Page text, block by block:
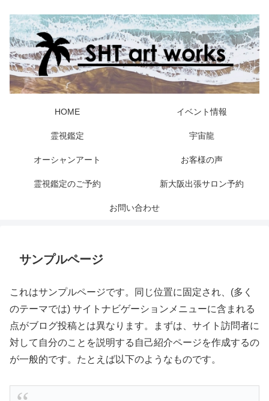
HOME イベント情報
霊視鑑定 宇宙龍
オーシャンアート お客様の声
霊視鑑定のご予約 新大阪出張サロン予約
お問い合わせ
サンプルページ
これはサンプルページです。同じ位置に固定され、(多く
のテーマでは) サイトナビゲーションメニューに含まれる
点がブログ投稿とは異なります。まずは、サイト訪問者に
対して自分のことを説明する自己紹介ページを作成するの
が一般的です。たとえば以下のようなものです。